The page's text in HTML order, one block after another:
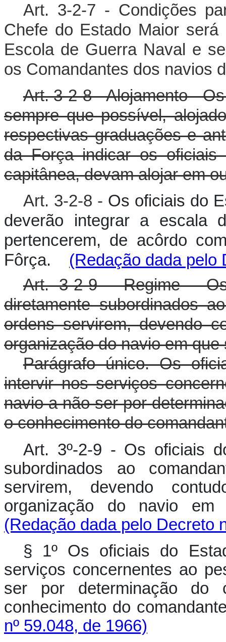
Art. 3-2-7 - Condições
Chefe do Estado Maior
Escola de Guerra Naval e
os Comandantes dos navios
Art. 3-2-8 - Alojamento -
sempre que possível,
respectivas graduações e
da Força indicar os
capitânea, devam alojar em
Art. 3-2-8 - Os oficiais do
deverão integrar a escala
pertencerem, de acôrdo
Fôrça. (Redação dada pelo
Art. 3-2-9 - Regime -
diretamente subordinados
ordens servirem, devendo
organização do navio em
Parágrafo único. Os
intervir nos serviços
navio a não ser por
o conhecimento do
Art. 3º-2-9 - Os oficiais
subordinados ao
servirem, devendo
organização do navio
(Redação dada pelo Decreto
§ 1º Os oficiais do
serviços concernentes ao
ser por determinação
conhecimento do
nº 59.048, de 1966)